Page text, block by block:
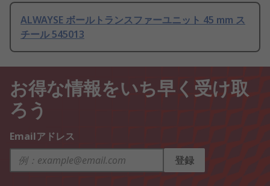
ALWAYSE ボールトランスファーユニット 45 mm ス
チール 545013
お得な情報をいち早く受け取
ろう
Emailアドレス
登録